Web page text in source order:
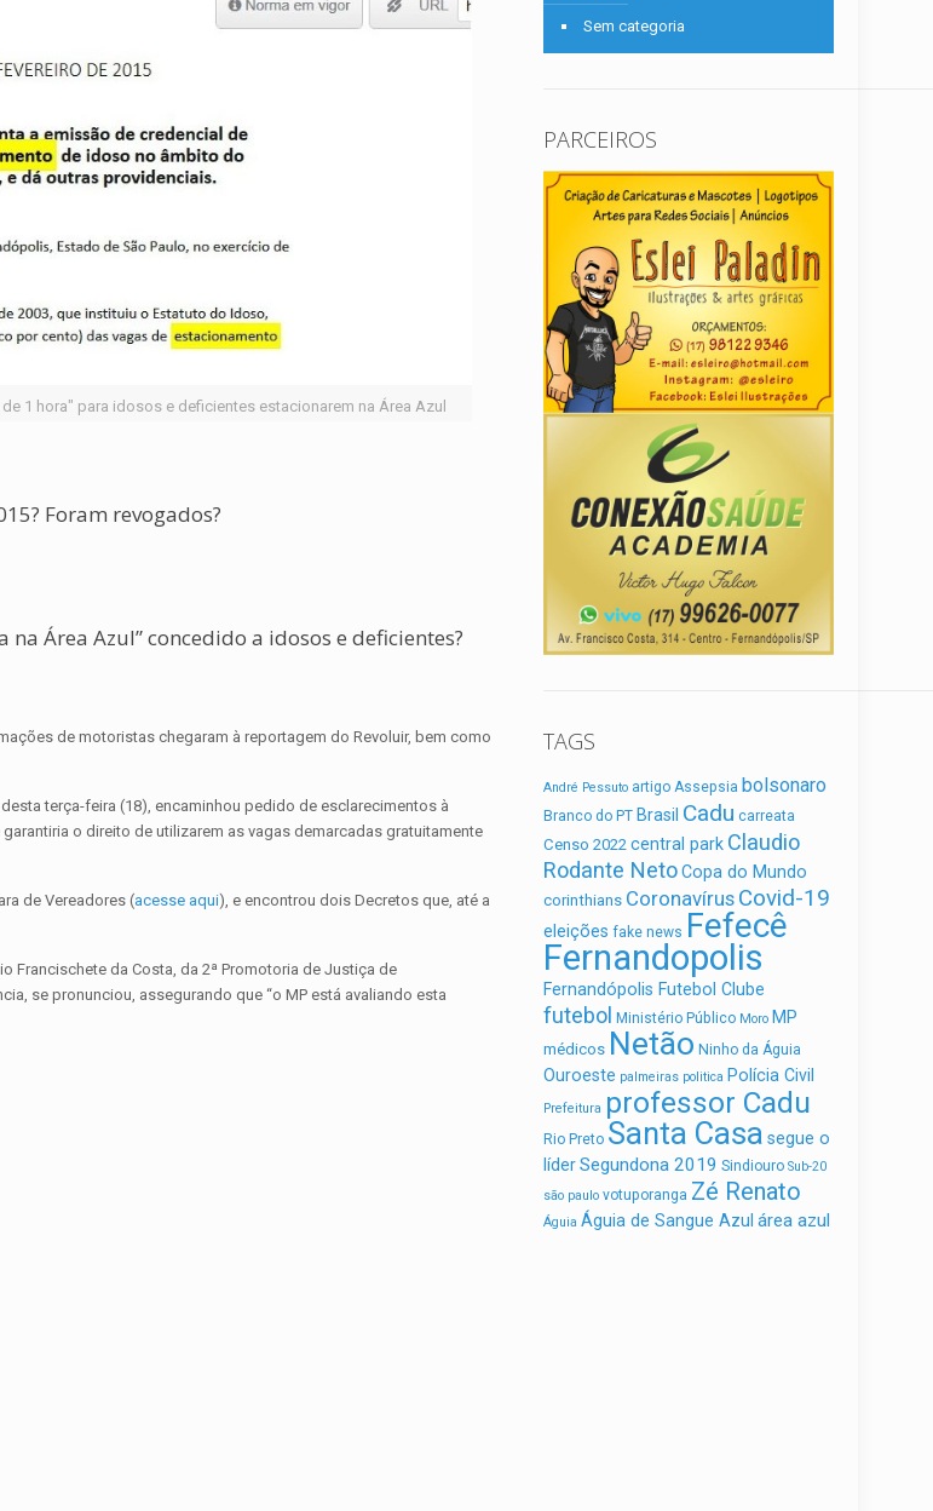
1 hora" para idosos e deficientes estacionarem na Área Azul
Foram revogados?
Área Azul” concedido a idosos e deficientes?
de motoristas chegaram à reportagem do Revoluir, bem como
terça-feira (18), encaminhou pedido de esclarecimentos à
o direito de utilizarem as vagas demarcadas gratuitamente
de Vereadores (acesse aqui), e encontrou dois Decretos que, até a
Francischete da Costa, da 2ª Promotoria de Justiça de
se pronunciou, assegurando que “o MP está avaliando esta
Sem categoria
PARCEIROS
TAGS
André Pessuto artigo Assepsia bolsonaro
Branco do PT Brasil Cadu carreata
Censo 2022 central park Claudio
Rodante Neto Copa do Mundo
corinthians Coronavírus Covid-19
eleições fake news Fefecê
Fernandopolis
Fernandópolis Futebol Clube
futebol Ministério Público Moro MP
médicos Netão Ninho da Águia
Ouroeste palmeiras politica Polícia Civil
Prefeitura professor Cadu
Rio Preto Santa Casa segue o
líder Segundona 2019 Sindiouro Sub-20
são paulo votuporanga Zé Renato
Águia Águia de Sangue Azul área azul